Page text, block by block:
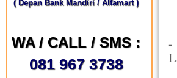
( Depan Bank Mandiri / Alfamart )
WA / CALL / SMS :
081 967 3738
-